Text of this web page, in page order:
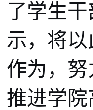
了学生
示，将
作为，
推进学